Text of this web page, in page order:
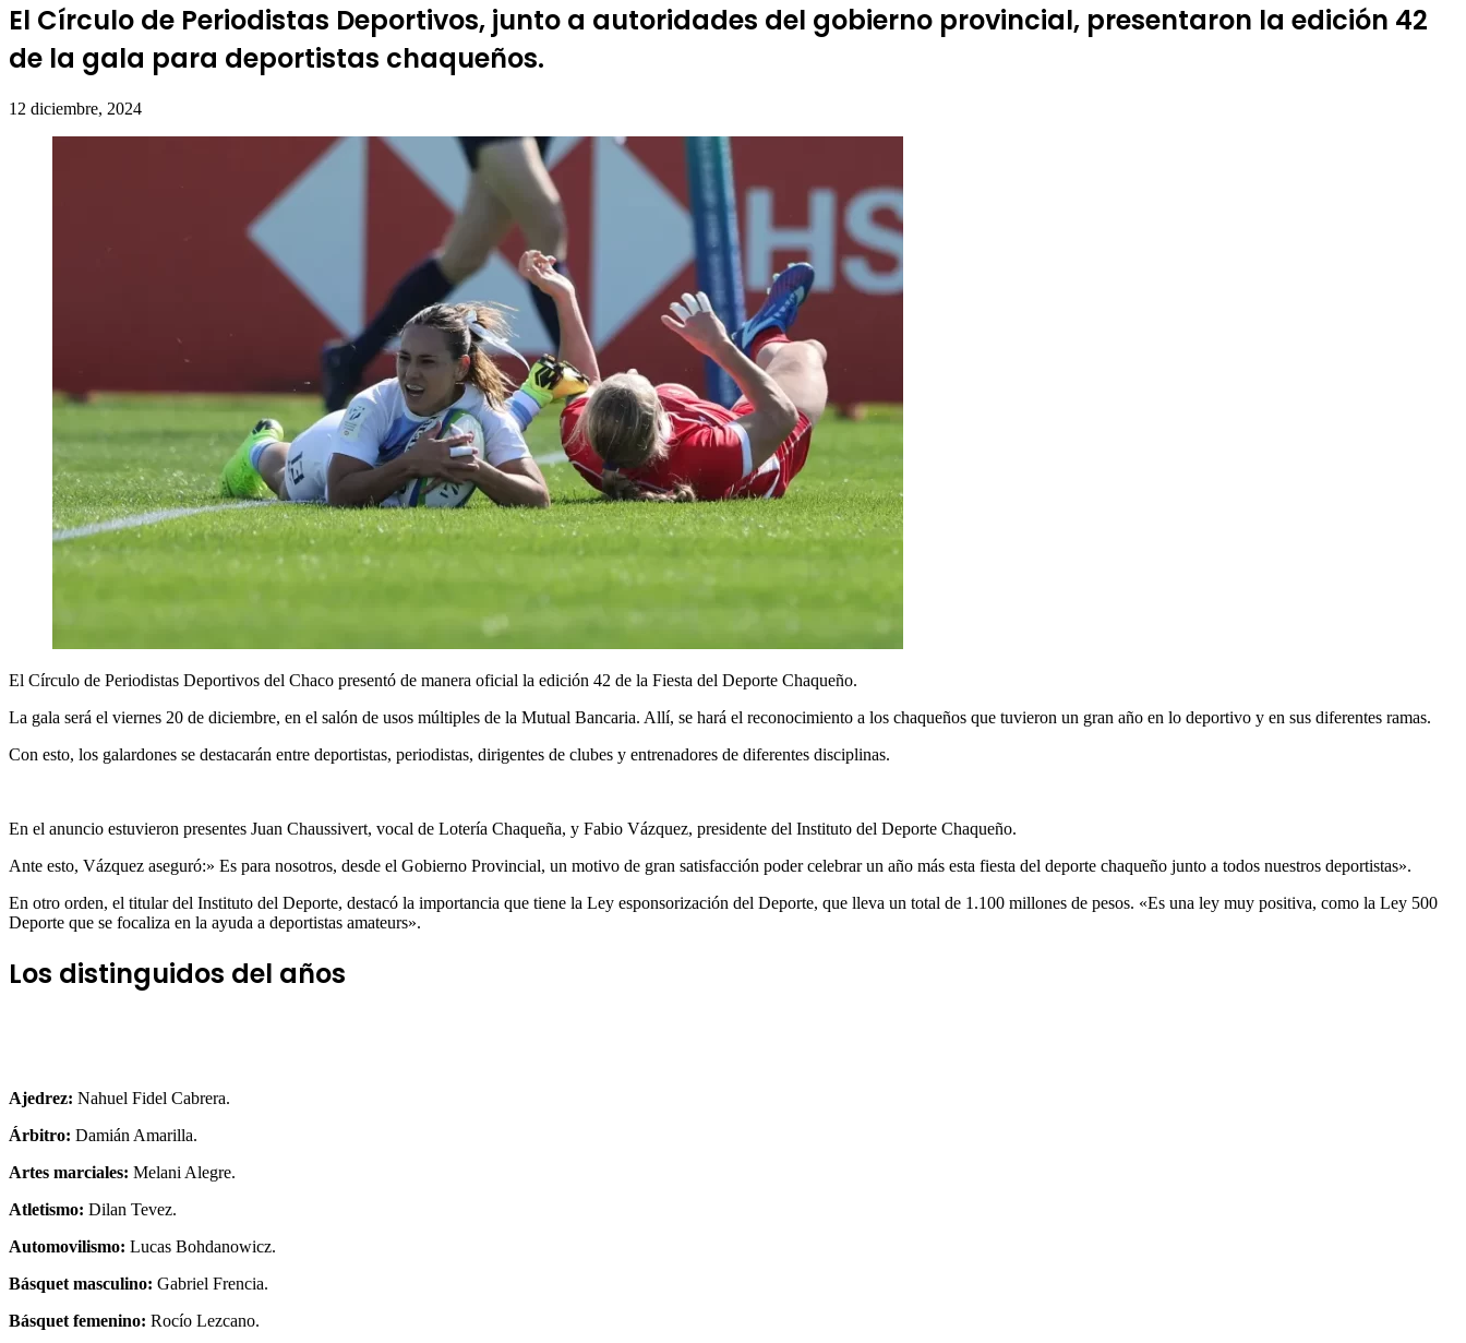
El Círculo de Periodistas Deportivos, junto a autoridades del gobierno provincial, presentaron la edición 42
de la gala para deportistas chaqueños.
12 diciembre, 2024
El Círculo de Periodistas Deportivos del Chaco presentó de manera oficial la edición 42 de la Fiesta del Deporte Chaqueño.
La gala será el viernes 20 de diciembre, en el salón de usos múltiples de la Mutual Bancaria. Allí, se hará el reconocimiento a los chaqueños que tuvieron un gran año en lo deportivo y en sus diferentes ramas.
Con esto, los galardones se destacarán entre deportistas, periodistas, dirigentes de clubes y entrenadores de diferentes disciplinas.
En el anuncio estuvieron presentes Juan Chaussivert, vocal de Lotería Chaqueña, y Fabio Vázquez, presidente del Instituto del Deporte Chaqueño.
Ante esto, Vázquez aseguró:» Es para nosotros, desde el Gobierno Provincial, un motivo de gran satisfacción poder celebrar un año más esta fiesta del deporte chaqueño junto a todos nuestros deportistas».
En otro orden, el titular del Instituto del Deporte, destacó la importancia que tiene la Ley esponsorización del Deporte, que lleva un total de 1.100 millones de pesos. «Es una ley muy positiva, como la Ley 500
Deporte que se focaliza en la ayuda a deportistas amateurs».
Los distinguidos del años
Ajedrez: Nahuel Fidel Cabrera.
Árbitro: Damián Amarilla.
Artes marciales: Melani Alegre.
Atletismo: Dilan Tevez.
Automovilismo: Lucas Bohdanowicz.
Básquet masculino: Gabriel Frencia.
Básquet femenino: Rocío Lezcano.